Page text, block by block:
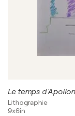
Le temps
Lithographie
9x6in